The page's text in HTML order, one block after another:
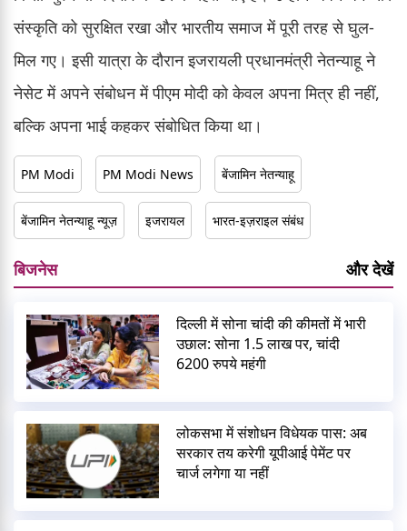
संस्कृति को सुरक्षित रखा और भारतीय समाज में पूरी तरह से घुल-
मिल गए। इसी यात्रा के दौरान इजरायली प्रधानमंत्री नेतन्याहू ने
नेसेट में अपने संबोधन में पीएम मोदी को केवल अपना मित्र ही नहीं,
बल्कि अपना भाई कहकर संबोधित किया था।
PM Modi PM Modi News बेंजामिन नेतन्याहू
बेंजामिन नेतन्याहू न्यूज़ इजरायल भारत-इज़राइल संबंध
बिजनेस और देखें
दिल्ली में सोना चांदी की कीमतों में भारी
उछाल: सोना 1.5 लाख पर, चांदी
6200 रुपये महंगी
लोकसभा में संशोधन विधेयक पास: अब
सरकार तय करेगी यूपीआई पेमेंट पर
चार्ज लगेगा या नहीं